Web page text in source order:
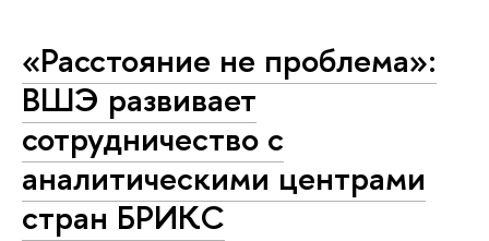
«Расстояние не проблема»:
ВШЭ развивает
сотрудничество с
аналитическими центрами
стран БРИКС